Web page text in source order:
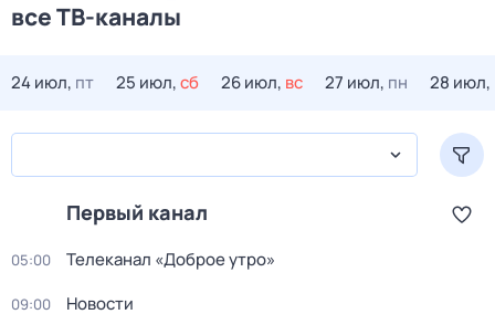
все ТВ-каналы
24 июл, пт 25 июл,сб 26 июл, вс 27 июл, пн 28 июл,
Первый канал
05:00 Телеканал «Доброе утро»
09:00 Новости